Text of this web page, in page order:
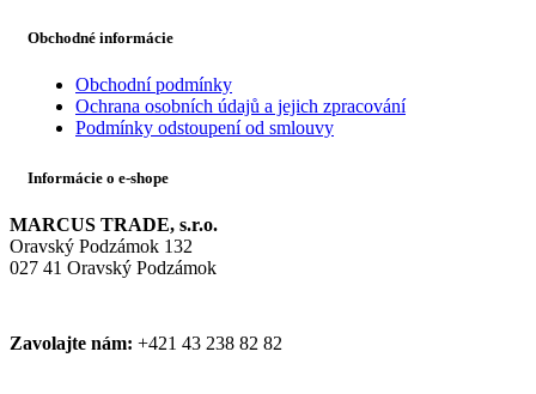
Obchodné informácie
Obchodní podmínky
Ochrana osobních údajů a jejich zpracování
Podmínky odstoupení od smlouvy
Informácie o e-shope
MARCUS TRADE, s.r.o.
Oravský Podzámok 132
027 41 Oravský Podzámok
Zavolajte nám: +421 43 238 82 82